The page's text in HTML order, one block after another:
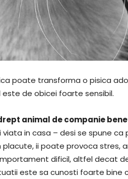
poate transforma o pisica
de obicei foarte sensibil.
animal de companie
viata in casa – desi se spune
ii poate provoca stres,
dificil, altfel decat
este sa cunosti foarte bine